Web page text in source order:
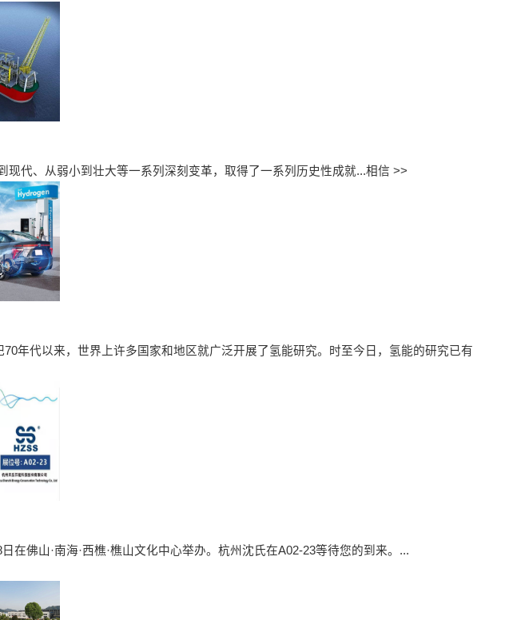
代、从弱小到壮大等一系列深刻变革，取得了一系列历史性成就...相信 >>
年代以来，世界上许多国家和地区就广泛开展了氢能研究。时至今日，氢能的研究已有
佛山·南海·西樵·樵山文化中心举办。杭州沈氏在A02-23等待您的到来。...